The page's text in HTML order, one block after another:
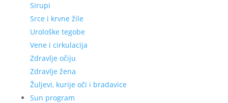
Sirupi
Srce i krvne žile
Urološke tegobe
Vene i cirkulacija
Zdravlje očiju
Zdravlje žena
Žuljevi, kurije oči i bradavice
Sun program